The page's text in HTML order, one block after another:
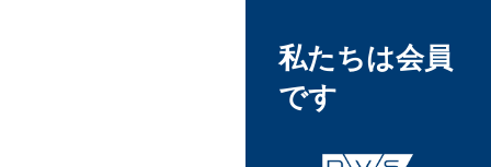
私たちは会員
です